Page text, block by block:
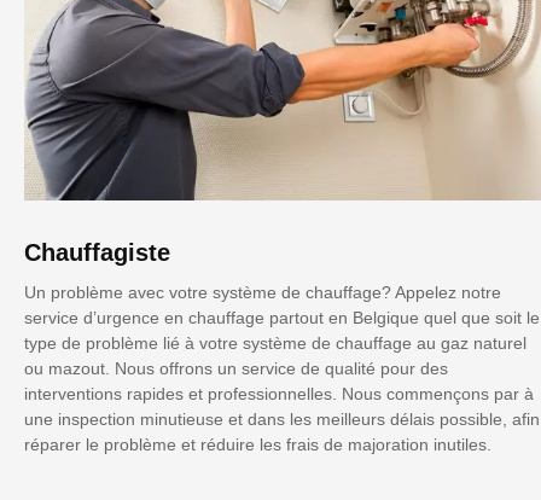
Chauffagiste
Un problème avec votre système de chauffage? Appelez notre
service d’urgence en chauffage partout en Belgique quel que soit le
type de problème lié à votre système de chauffage au gaz naturel
ou mazout. Nous offrons un service de qualité pour des
interventions rapides et professionnelles. Nous commençons par à
une inspection minutieuse et dans les meilleurs délais possible, afin
réparer le problème et réduire les frais de majoration inutiles.